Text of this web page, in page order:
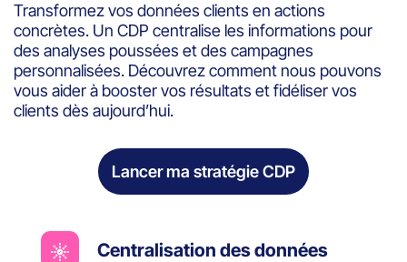
Transformez vos données clients en actions
concrètes. Un CDP centralise les informations pour
des analyses poussées et des campagnes
personnalisées. Découvrez comment nous pouvons
vous aider à booster vos résultats et fidéliser vos
clients dès aujourd’hui.
Lancer ma stratégie CDP
Centralisation des données